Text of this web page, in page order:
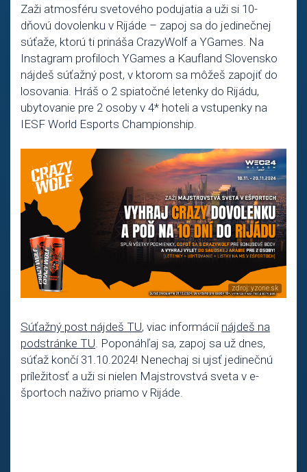
Zaži atmosféru svetového podujatia a uži si 10-
dňovú dovolenku v Rijáde – zapoj sa do jedinečnej
súťaže, ktorú ti prináša CrazyWolf a YGames. Na
Instagram profiloch YGames a Kaufland Slovensko
nájdeš súťažný post, v ktorom sa môžeš zapojiť do
losovania. Hráš o 2 spiatočné letenky do Rijádu,
ubytovanie pre 2 osoby v 4* hoteli a vstupenky na
IESF World Esports Championship.
Súťažný post nájdeš TU, viac informácií nájdeš na
podstránke TU. Poponáhľaj sa, zapoj sa už dnes,
súťaž končí 31.10.2024! Nenechaj si ujsť jedinečnú
príležitosť a uži si nielen Majstrovstvá sveta v e-
športoch naživo priamo v Rijáde.